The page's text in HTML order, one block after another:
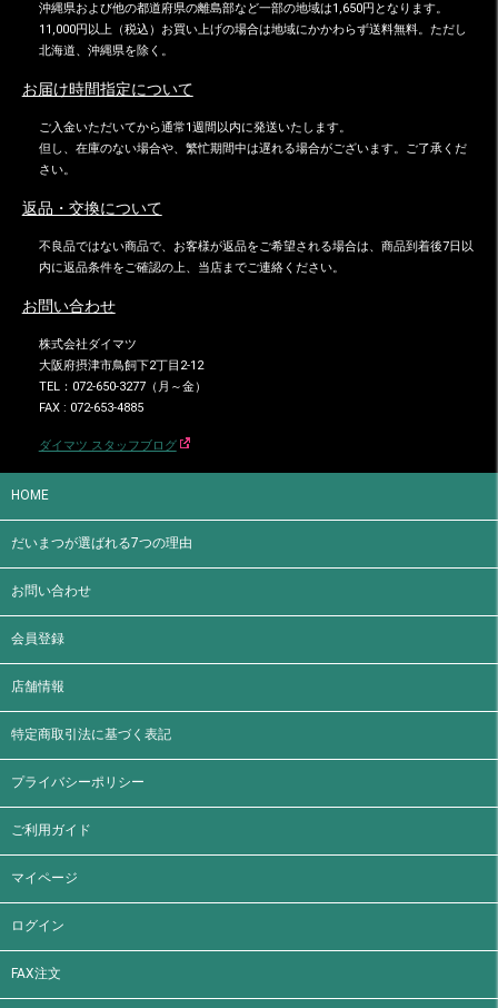
沖縄県および他の都道府県の離島部など一部の地域は1,650円となります。
11,000円以上（税込）お買い上げの場合は地域にかかわらず送料無料。ただし
北海道、沖縄県を除く。
お届け時間指定について
ご入金いただいてから通常1週間以内に発送いたします。
但し、在庫のない場合や、繁忙期間中は遅れる場合がございます。ご了承くだ
さい。
返品・交換について
不良品ではない商品で、お客様が返品をご希望される場合は、商品到着後7日以
内に返品条件をご確認の上、当店までご連絡ください。
お問い合わせ
株式会社ダイマツ
大阪府摂津市鳥飼下2丁目2-12
TEL：072-650-3277（月～金）
FAX : 072-653-4885
ダイマツ スタッフブログ
HOME
だいまつが選ばれる7つの理由
お問い合わせ
会員登録
店舗情報
特定商取引法に基づく表記
プライバシーポリシー
ご利用ガイド
マイページ
ログイン
FAX注文